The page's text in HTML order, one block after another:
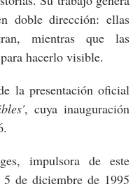
doble dirección: ellas
mientras que las
hacerlo visible.
la presentación oficial
, cuya inauguración
impulsora de este
de diciembre de 1995